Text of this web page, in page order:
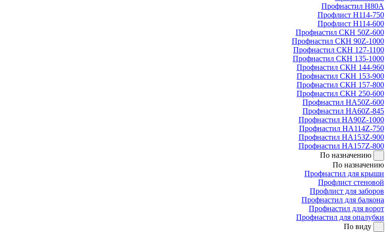
Профнастил Н80А
Профлист Н114-750
Профлист Н114-600
Профнастил СКН 50Z-600
Профнастил СКН 90Z-1000
Профнастил СКН 127-1100
Профнастил СКН 135-1000
Профнастил СКН 144-960
Профнастил СКН 153-900
Профнастил СКН 157-800
Профнастил СКН 250-600
Профнастил НА50Z-600
Профнастил НА60Z-845
Профнастил НА90Z-1000
Профнастил НА114Z-750
Профнастил НА153Z-900
Профнастил НА157Z-800
По назначению
По назначению
Профнастил для крыши
Профлист стеновой
Профлист для заборов
Профнастил для балкона
Профнастил для ворот
Профнастил для опалубки
По виду